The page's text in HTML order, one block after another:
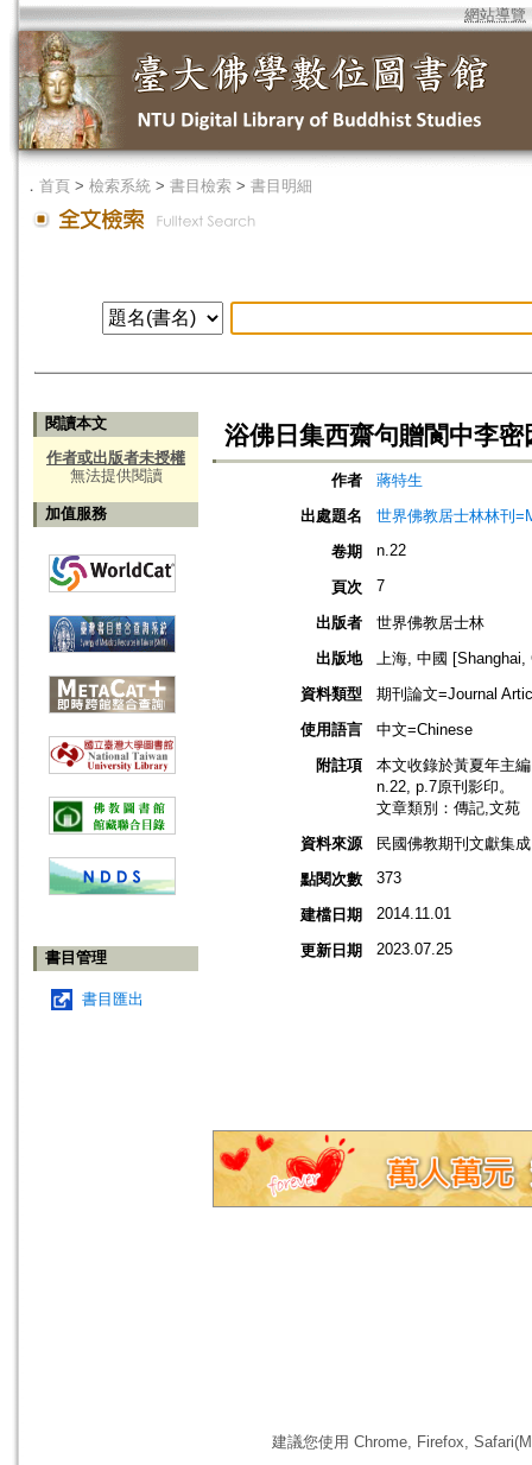
網站導覽
． 首頁 > 檢索系統 > 書目檢索 > 書目明細
閱讀本文
作者或出版者未授權
無法提供閱讀
加值服務
書目管理
書目匯出
浴佛日集西齋句贈閬中李密
作者
蔣特生
出處題名
世界佛教居士林林刊
卷期
n.22
頁次 7
出版者
世界佛教居士林
出版地
上海, 中國 [Shanghai,
資料類型
期刊論文=Journal
使用語言
中文=Chinese
附註項
本文收錄於黃夏年主
n.22, p.7原刊影印。
文章類別：傳記,文苑
資料來源
民國佛教期刊文獻集
點閱次數
373
建檔日期 2014.11.01
更新日期 2023.07.25
建議您使用 Chrome, Firefox,